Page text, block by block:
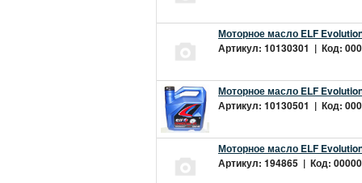
Моторное масло ELF
Артикул: 10130301 | Код:
Моторное масло ELF
Артикул: 10130501 | Код:
Моторное масло ELF
Артикул: 194865 | Код: